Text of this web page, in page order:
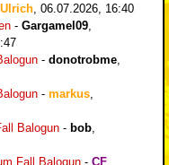
Ulrich 06.07.2026, 16:40
- Gargamel09
- donotrobme
- markus
Balogun - bob
Fall Balogun - CF